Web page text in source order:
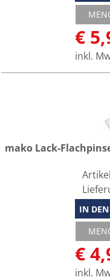
€
inkl.
mako Lack-
IN
€
inkl.